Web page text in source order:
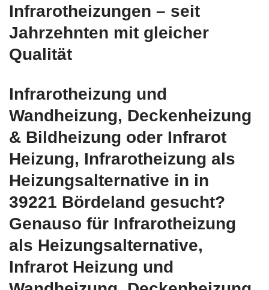
Infrarotheizungen – seit
Jahrzehnten mit gleicher
Qualität
Infrarotheizung und
Wandheizung, Deckenheizung
& Bildheizung oder Infrarot
Heizung, Infrarotheizung als
Heizungsalternative in in
39221 Bördeland gesucht?
Genauso für Infrarotheizung
als Heizungsalternative,
Infrarot Heizung und